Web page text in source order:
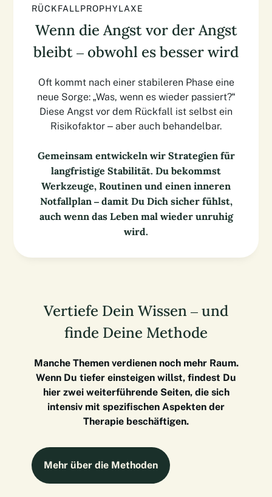
RÜCKFALLPROPHYLAXE
Wenn die Angst vor der Angst
bleibt – obwohl es besser wird
Oft kommt nach einer stabileren Phase eine
neue Sorge: „Was, wenn es wieder passiert?“
Diese Angst vor dem Rückfall ist selbst ein
Risikofaktor – aber auch behandelbar.
Gemeinsam entwickeln wir Strategien für
langfristige Stabilität. Du bekommst
Werkzeuge, Routinen und einen inneren
Notfallplan – damit Du Dich sicher fühlst,
auch wenn das Leben mal wieder unruhig
wird.
Vertiefe Dein Wissen – und
finde Deine Methode
Manche Themen verdienen noch mehr Raum.
Wenn Du tiefer einsteigen willst, findest Du
hier zwei weiterführende Seiten, die sich
intensiv mit spezifischen Aspekten der
Therapie beschäftigen.
Mehr über die Methoden